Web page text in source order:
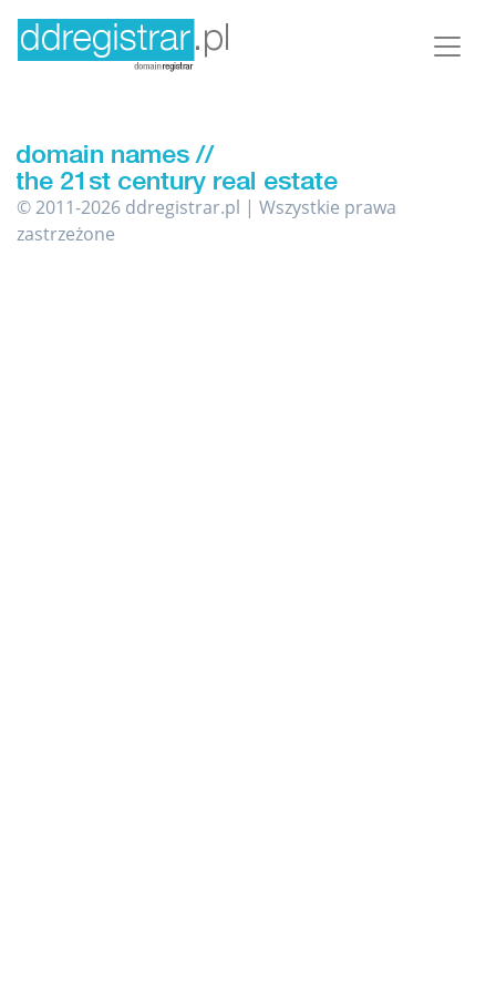
© 2011-2026 ddregistrar.pl | Wszystkie prawa
zastrzeżone